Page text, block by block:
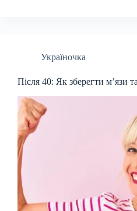
Україночка
Після 40: Як зберегти м’язи